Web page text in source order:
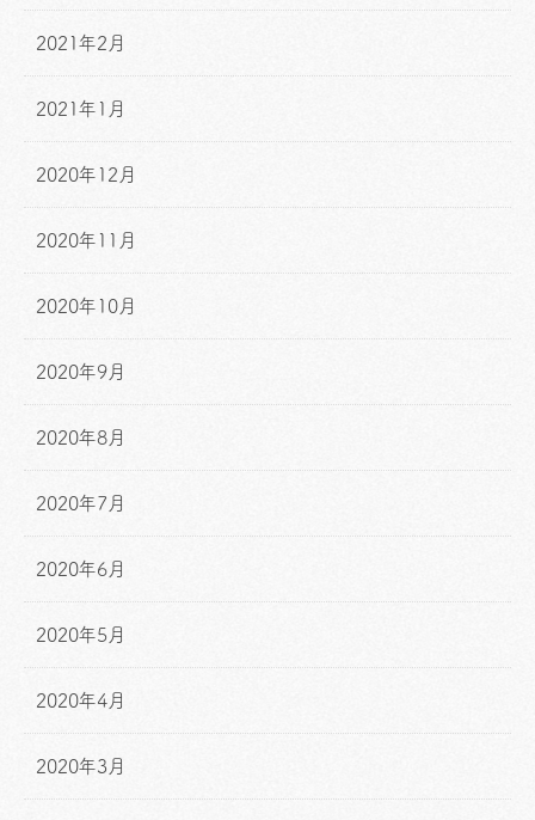
2021年2月
2021年1月
2020年12月
2020年11月
2020年10月
2020年9月
2020年8月
2020年7月
2020年6月
2020年5月
2020年4月
2020年3月